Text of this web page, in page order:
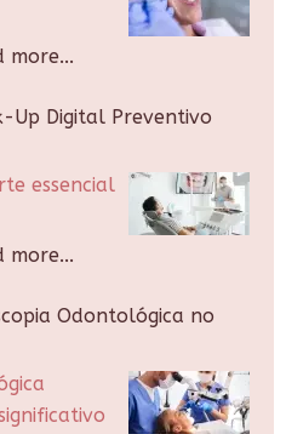
more...
Up Digital Preventivo
essencial
more...
Odontológica no